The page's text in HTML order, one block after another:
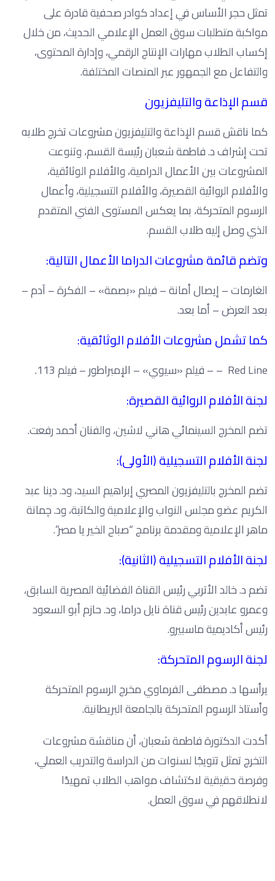
تمثل حجر الأساس في إعداد كوادر صحفية قادرة على
مواكبة متطلبات سوق العمل الإعلامي الحديث، من خلال
إكساب الطلاب مهارات الإنتاج الرقمي، وإدارة المحتوى،
والتفاعل مع الجمهور عبر المنصات المختلفة.
قسم الإذاعة والتليفزيون
كما ناقش قسم الإذاعة والتليفزيون مشروعات تخرج طلابه
تحت إشراف د. فاطمة شعبان رئيسة القسم، وتنوعت
المشروعات بين الأعمال الدرامية، والأفلام الوثائقية،
والأفلام الروائية القصيرة، والأفلام التسجيلية، وأعمال
الرسوم المتحركة، بما يعكس المستوى الفني المتقدم
الذي وصل إليه طلاب القسم.
وتضم قائمة مشروعات الدراما الأعمال التالية:
الغارمات – إيصال أمانة – فيلم «بصمة» – الفكرة – آدم –
بعد العرض – أما بعد.
كما تشمل مشروعات الأفلام الوثائقية:
Red Line – – فيلم «سيوي» – الإمبراطور – فيلم 113.
لجنة الأفلام الروائية القصيرة:
تضم المخرج السينمائي هاني لاشين، والفنان أحمد رفعت.
لجنة الأفلام التسجيلية (الأولى):
تضم المخرج بالتليفزيون المصري إبراهيم السيد، ود. دينا عبد
الكريم عضو مجلس النواب والإعلامية والكاتبة، ود. چمانة
ماهر الإعلامية ومقدمة برنامج “صباح الخير يا مصر”.
لجنة الأفلام التسجيلية (الثانية):
تضم د. خالد الأتربي رئيس القناة الفضائية المصرية السابق،
وعمرو عابدين رئيس قناة نايل دراما، ود. حازم أبو السعود
رئيس أكاديمية ماسبيرو.
لجنة الرسوم المتحركة:
يرأسها د. مصطفى الفرماوي مخرج الرسوم المتحركة
وأستاذ الرسوم المتحركة بالجامعة البريطانية.
أكدت الدكتورة فاطمة شعبان، أن مناقشة مشروعات
التخرج تمثل تتويجًا لسنوات من الدراسة والتدريب العملي،
وفرصة حقيقية لاكتشاف مواهب الطلاب تمهيدًا
لانطلاقهم في سوق العمل.